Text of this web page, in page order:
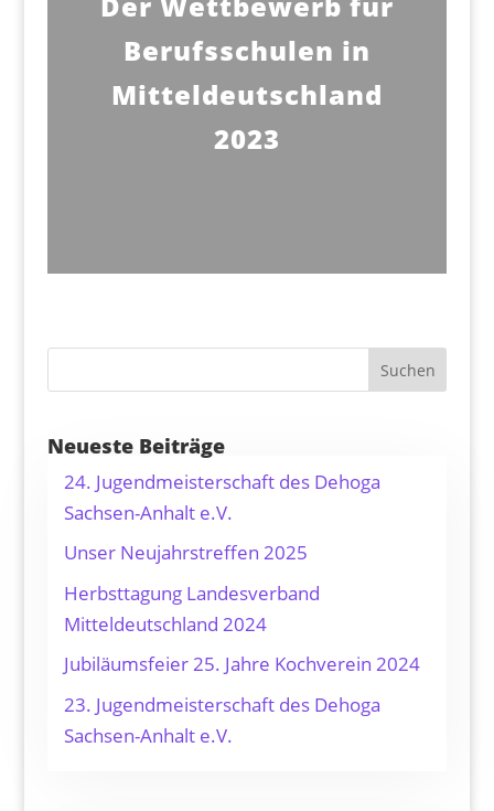
Berufsschulen in
Mitteldeutschland
2023
Suchen
Neueste Beiträge
24. Jugendmeisterschaft des Dehoga
Sachsen-Anhalt e.V.
Unser Neujahrstreffen 2025
Herbsttagung Landesverband
Mitteldeutschland 2024
Jubiläumsfeier 25. Jahre Kochverein 2024
23. Jugendmeisterschaft des Dehoga
Sachsen-Anhalt e.V.